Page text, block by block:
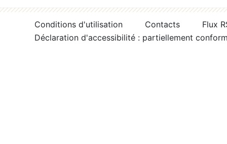
Conditions d'utilisation Contacts
Flux
Déclaration d'accessibilité : partiellement